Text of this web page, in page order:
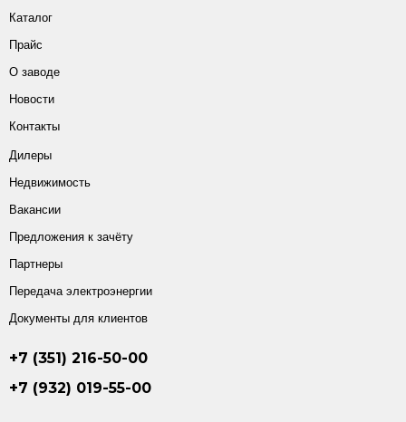
Каталог
Прайс
О заводе
Новости
Контакты
Дилеры
Недвижимость
Вакансии
Предложения к зачёту
Партнеры
Передача электроэнергии
Документы для клиентов
+7 (351) 216-50-00
+7 (932) 019-55-00